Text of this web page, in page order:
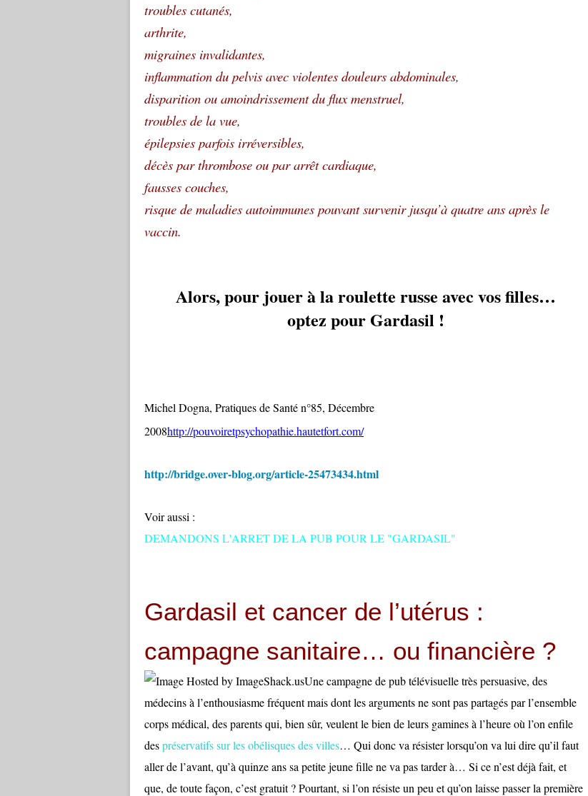
troubles cutanés,
arthrite,
migraines invalidantes,
inflammation du pelvis avec violentes douleurs abdominales,
disparition ou amoindrissement du flux menstruel,
troubles de la vue,
épilepsies parfois irréversibles,
décès par thrombose ou par arrêt cardiaque,
fausses couches,
risque de maladies autoimmunes pouvant survenir jusqu’à quatre ans après le
vaccin.
Alors, pour jouer à la roulette russe avec vos filles…
optez pour Gardasil !
Michel Dogna, Pratiques de Santé n°85, Décembre
2008http://pouvoiretpsychopathie.hautetfort.com/
http://bridge.over-blog.org/article-25473434.html
Voir aussi :
DEMANDONS L'ARRET DE LA PUB POUR LE "GARDASIL"
Gardasil et cancer de l’utérus :
campagne sanitaire… ou financière ?
Une campagne de pub télévisuelle très persuasive, des
médecins à l’enthousiasme fréquent mais dont les arguments ne sont pas partagés par l’ensemble
corps médical, des parents qui, bien sûr, veulent le bien de leurs gamines à l’heure où l’on enfile
despréservatifs sur les obélisques des villes… Qui donc va résister lorsqu’on va lui dire qu’il faut
aller de l’avant, qu’à quinze ans sa petite jeune fille ne va pas tarder à… Si ce n’est déjà fait, et
que, de toute façon, c’est gratuit ? Pourtant, si l’on résiste un peu et qu’on laisse passer la première